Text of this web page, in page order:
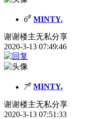
6# MINTY.
谢谢楼主无私分享
2020-3-13 07:49:46
7# MINTY.
谢谢楼主无私分享
2020-3-13 07:51:33